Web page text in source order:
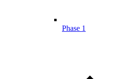
Phase 1